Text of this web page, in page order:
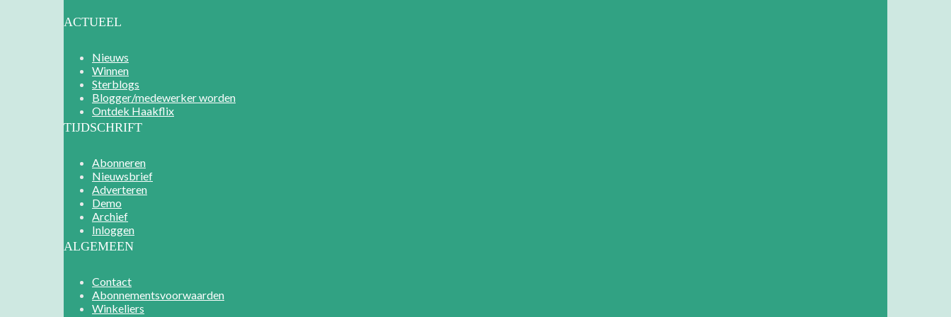
ACTUEEL
Nieuws
Winnen
Sterblogs
Blogger/medewerker worden
Ontdek Haakflix
TIJDSCHRIFT
Abonneren
Nieuwsbrief
Adverteren
Demo
Archief
Inloggen
ALGEMEEN
Contact
Abonnementsvoorwaarden
Winkeliers